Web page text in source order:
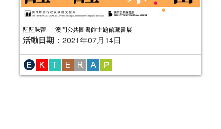
醒醒味蕾──澳門公共圖書館主題館藏書展
活動日期： 2021年07月14日